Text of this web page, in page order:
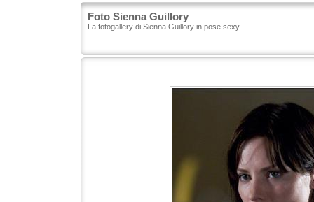
Foto Sienna Guillory
La fotogallery di Sienna Guillory in pose sexy